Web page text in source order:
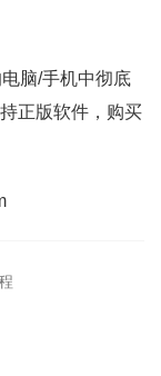
脑/手机中彻底
正版软件，购买